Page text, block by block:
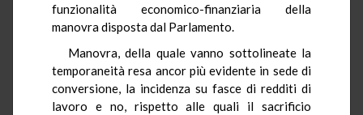
funzionalità economico-finanziaria della
manovra disposta dal Parlamento.
Manovra, della quale vanno sottolineate la
temporaneità resa ancor più evidente in sede di
conversione, la incidenza su fasce di redditi di
lavoro e no, rispetto alle quali il sacrificio